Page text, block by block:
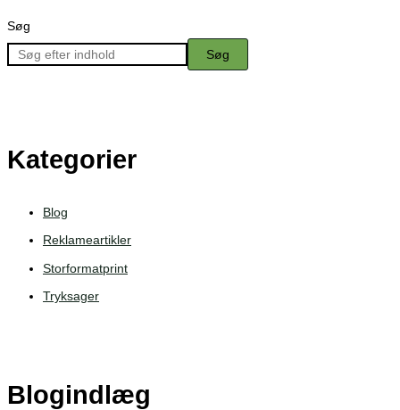
Søg
Søg
Kategorier
Blog
Reklameartikler
Storformatprint
Tryksager
Blogindlæg